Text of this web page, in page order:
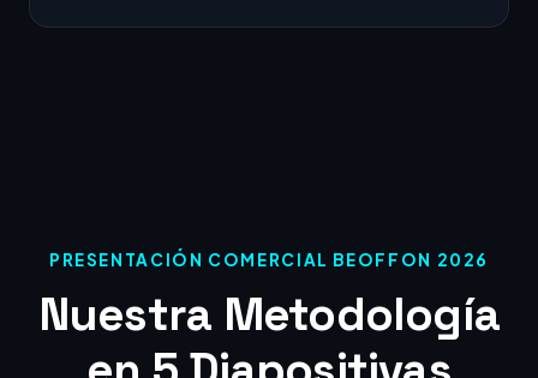
PRESENTACIÓN COMERCIAL BEOFFON 2026
Nuestra Metodología